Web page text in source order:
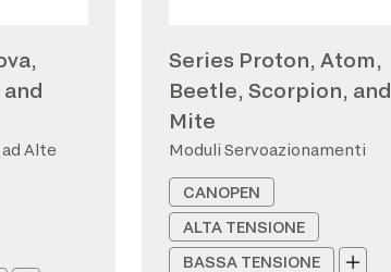
and
Alte
Series Proton, Atom,
Beetle, Scorpion, and
Mite
Moduli Servoazionamenti
CANOPEN
ALTA TENSIONE
BASSA TENSIONE